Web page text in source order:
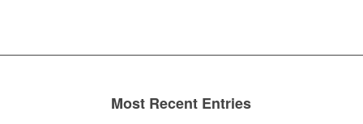
Most Recent Entries